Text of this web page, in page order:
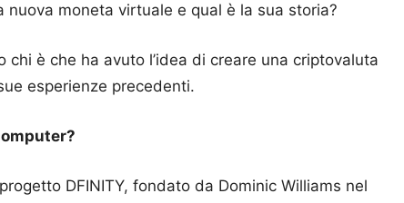
nuova moneta virtuale e qual è la sua storia?
è che ha avuto l’idea di creare una criptovaluta
esperienze precedenti.
DFINITY, fondato da Dominic Williams nel